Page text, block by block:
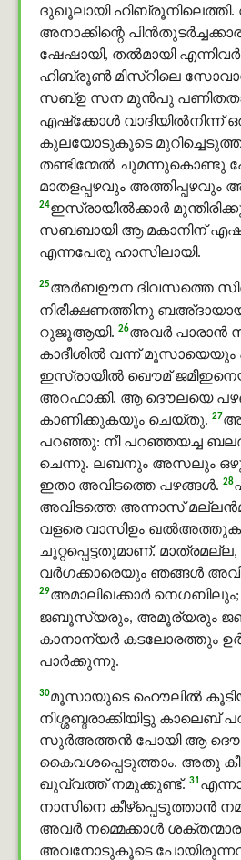
ദുഖൂലായി ഹിബ്രൂനിലെത്തി.
അനാക്കിന്റെ
ഷേഷായി, തല്‍മായി എന്നിവര്‍
ഹിബ്രൂണ്‍ മിസ്റിലെ
സബ്ഉ സന മുന്‍പു
എഷ്‌ക്കോള്‍ വാദിയില്‍നിന്ന്
കുലയോടുകൂടെ
തണ്ടിന്മേല്‍ ചുമന്നുകൊണ്ടു
മാതളപ്പഴവും
24ഇസ്രായീല്‍ക്കാര്‍
സബബായി ആ മകാനിന്
എന്നപേരു ഹാസിലായി.
25അർബഊന ദിവസത്തെ
നിരീക്ഷണത്തിനു
റുജൂആയി. 26അവര്‍ പാരാന്‍
കാദീശില്‍ വന്ന്
ഇസ്രായീല്‍ ഖൌമ്
അറഫാക്കി. ആ ദൌലയെ
കാണിക്കുകയും ചെയ്തു. 27
പറഞ്ഞു: നീ പറഞ്ഞയച്ച
ചെന്നു. ലബനും അസലും
ഇതാ അവിടത്തെ പഴങ്ങള്‍. 28
അവിടത്തെ അന്നാസ്
വളരെ വാസിഉം
ചുറ്റപ്പെട്ടതുമാണ്. മാത്രമല്ല,
വര്‍ഗക്കാരെയും ഞങ്ങള്‍
29അമാലിഖക്കാര്‍
ജബൂസ്യരും, അമൂര്യരും
കാനാന്യര്‍ കടലോരത്തും
പാർക്കുന്നു.
30മൂസായുടെ ഹൌലിൽ കൂടിയ
നിശ്ശബ്ദരാക്കിയിട്ടു
സുർഅത്തൻ പോയി ആ
കൈവശപ്പെടുത്താം. അതു
ഖുവ്വത്ത് നമുക്കുണ്ട്. 31
നാസിനെ കീഴ്‌പ്പെടുത്താന്‍
അവര്‍ നമ്മെക്കാള്‍
അവനോടുകൂടെ